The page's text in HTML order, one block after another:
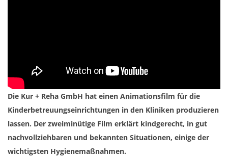
Die Kur + Reha GmbH hat einen Animationsfilm für die
Kinderbetreuungseinrichtungen in den Kliniken produzieren
lassen. Der zweiminütige Film erklärt kindgerecht, in gut
nachvollziehbaren und bekannten Situationen, einige der
wichtigsten Hygienemaßnahmen.